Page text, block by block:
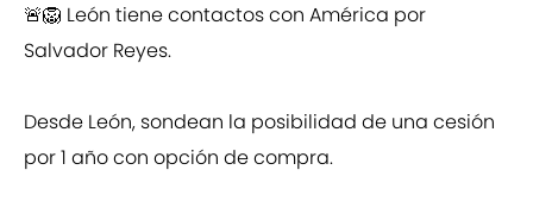
🚨🦁 León tiene contactos con América por
Salvador Reyes.
Desde León, sondean la posibilidad de una cesión
por 1 año con opción de compra.